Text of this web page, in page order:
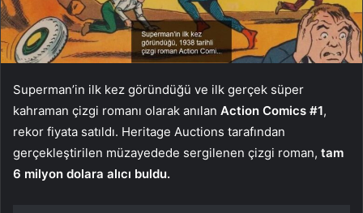
Superman’in ilk kez göründüğü ve ilk gerçek süper
kahraman çizgi romanı olarak anılan Action Comics #1,
rekor fiyata satıldı. Heritage Auctions tarafından
gerçekleştirilen müzayedede sergilenen çizgi roman, tam
6 milyon dolara alıcı buldu.